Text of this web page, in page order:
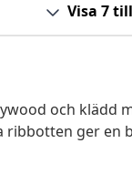
Visa 7 till
och klädd
ger en